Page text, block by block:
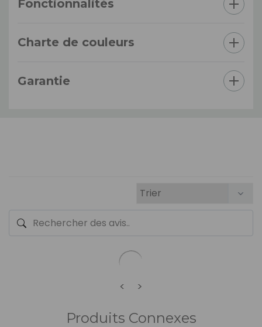
Fonctionnalités
Charte de couleurs
Garantie
< >
Produits Connexes